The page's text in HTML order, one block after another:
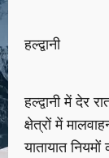
हल्द्वानी
हल्द्वानी में देर
क्षेत्रों में
यातायात